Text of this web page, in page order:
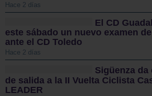
Hace 2 días
El CD
este sábado un nuevo examen
ante el CD Toledo
Hace 2 días
Sigüenza
de salida a la II Vuelta Ciclista
LEADER